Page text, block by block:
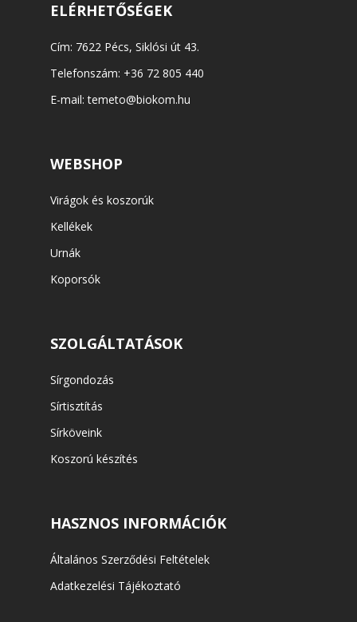
ELÉRHETŐSÉGEK
Cím: 7622 Pécs, Siklósi út 43.
Telefonszám: +36 72 805 440
E-mail:temeto@biokom.hu
WEBSHOP
Virágok és koszorúk
Kellékek
Urnák
Koporsók
SZOLGÁLTATÁSOK
Sírgondozás
Sírtisztítás
Sírköveink
Koszorú készítés
HASZNOS INFORMÁCIÓK
Általános Szerződési Feltételek
Adatkezelési Tájékoztató